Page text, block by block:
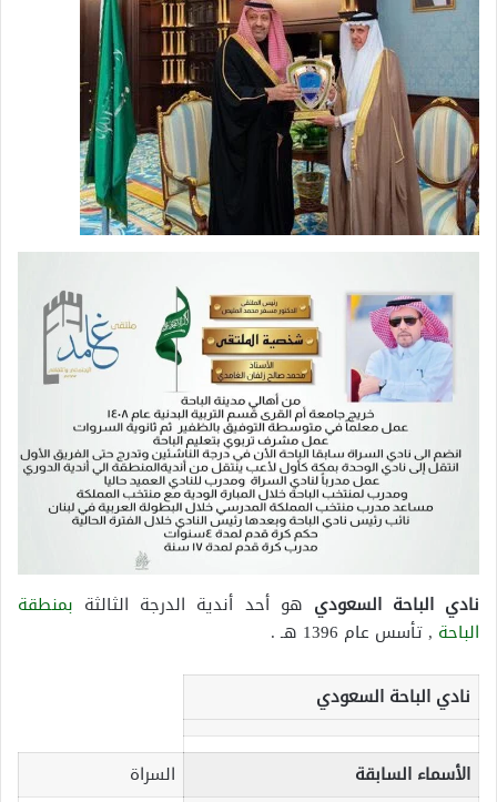
نادي الباحة السعودي هو أحد أندية الدرجة الثالثة بمنطقة
الباحة , تأسس عام 1396 هـ .
نادي الباحة السعودي
الأسماء السابقة
السراة